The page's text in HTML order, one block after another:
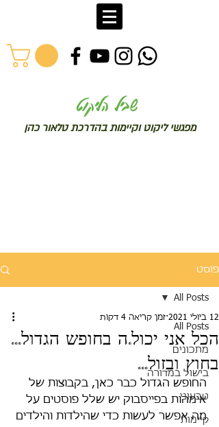
שביל הליקוט
מפגשי ליקוט וקיימות בהדרכת טלאור כהן
פוסט
All Posts
מתכונים
בישול במדורה
טבעוני
קיימות
All Posts
הכל אני יכול.ה בחופש הגדול...
בחוץ ובזול...
12 ביולי 2021 זמן קריאה 4 דקות
החופש הגדול כבר כאן, בקבוצות של
אימהות בפייסבוק יש שלל פוסטים על
מה אפשר לעשות כדי שהילדות והילדים